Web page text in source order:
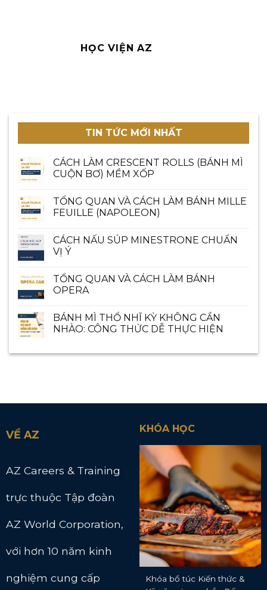
HỌC VIỆN AZ
TIN TỨC MỚI NHẤT
CÁCH LÀM CRESCENT ROLLS (BÁNH MÌ
CUỘN BƠ) MỀM XỐP
TỔNG QUAN VÀ CÁCH LÀM BÁNH MILLE
FEUILLE (NAPOLEON)
CÁCH NẤU SÚP MINESTRONE CHUẨN
VỊ Ý
TỔNG QUAN VÀ CÁCH LÀM BÁNH
OPERA
BÁNH MÌ THỔ NHĨ KỲ KHÔNG CẦN
NHÀO: CÔNG THỨC DỄ THỰC HIỆN
VỀ AZ
AZ Careers & Training
trực thuộc Tập đoàn
AZ World Corporation,
với hơn 10 năm kinh
nghiệm cung cấp
KHÓA HỌC
Khóa bổ túc Kiến thức &